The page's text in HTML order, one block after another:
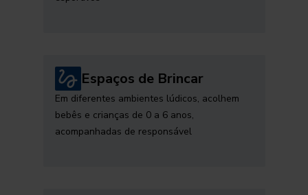
Espaços de Brincar
Em diferentes ambientes lúdicos, acolhem
bebês e crianças de 0 a 6 anos,
acompanhadas de responsável